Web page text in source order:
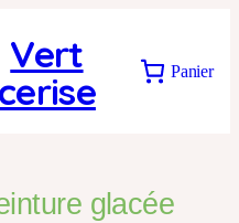
Vert
cerise
Panier
glacée